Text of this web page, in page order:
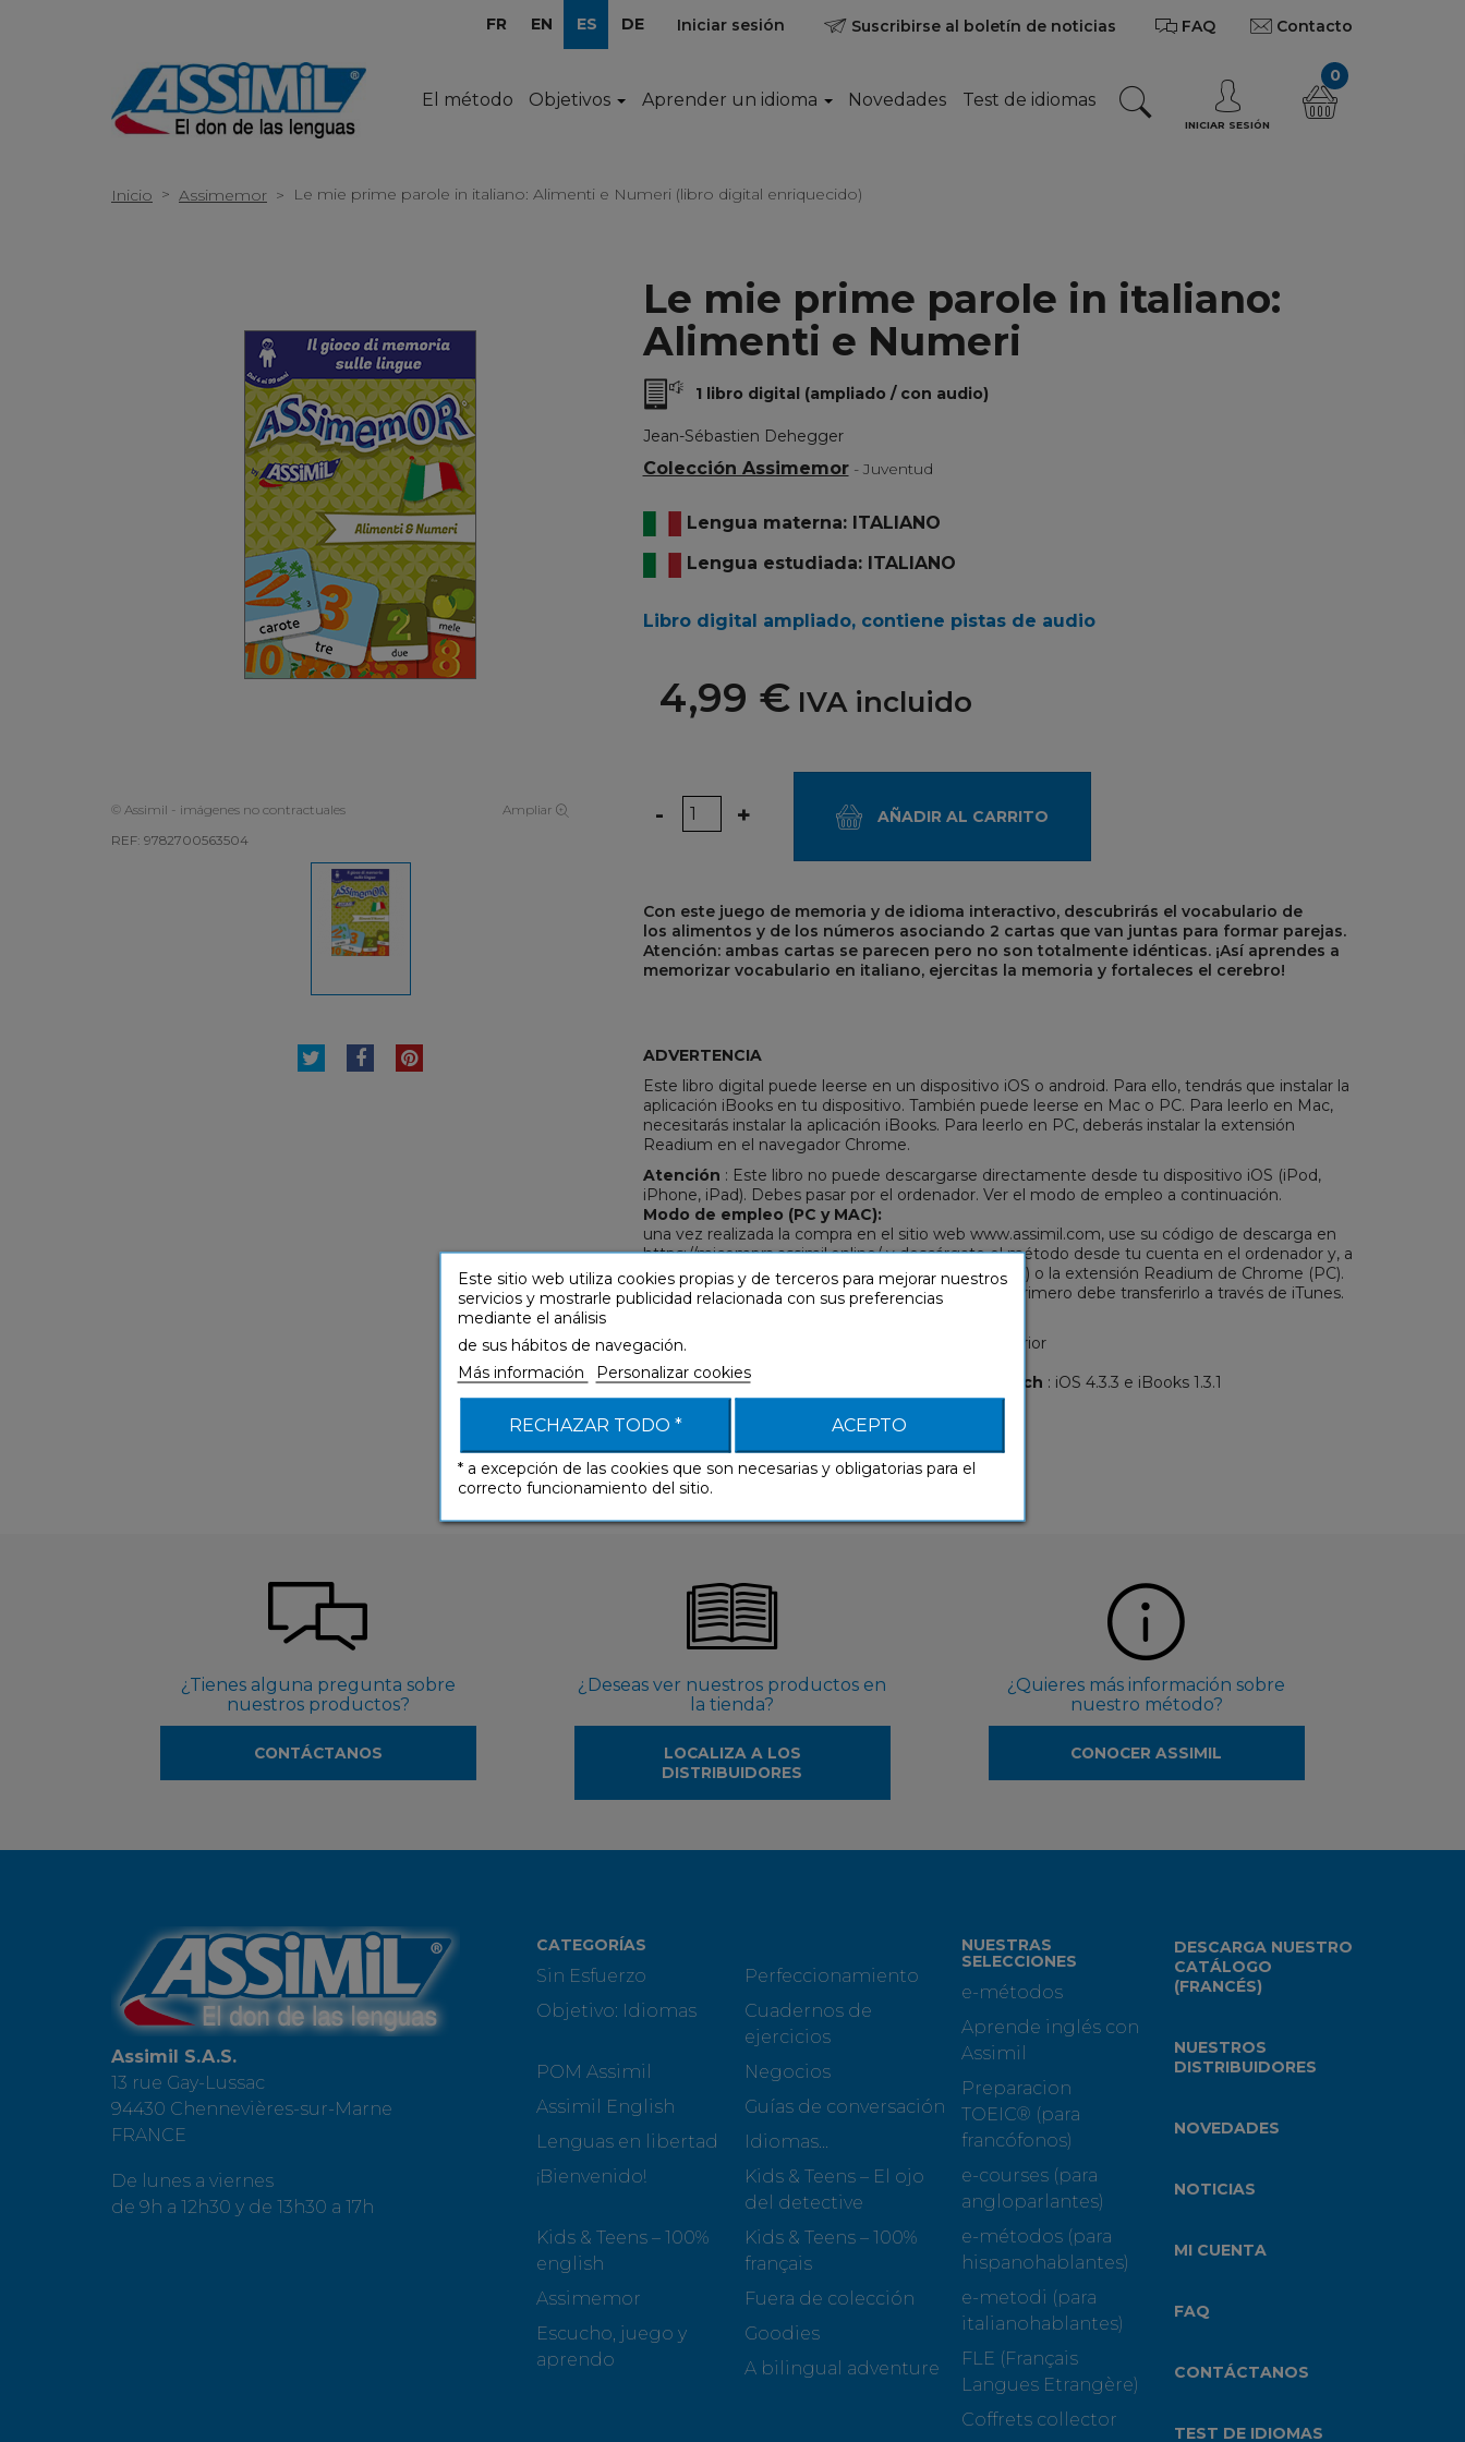
FR EN ES DE Iniciar sesión Suscribirse al boletín de noticias FAQ Contacto
El método Objetivos Aprender un idioma Novedades Test de idiomas
INICIAR SESIÓN
0
Inicio > Assimemor > Le mie prime parole in italiano: Alimenti e Numeri (libro digital enriquecido)
© Assimil - imágenes no contractuales
Ampliar
REF: 9782700563504
TUITEAR
COMPARTIR
PINTEREST
Le mie prime parole in italiano:
Alimenti e Numeri
1 libro digital (ampliado / con audio)
Jean-Sébastien Dehegger
Colección Assimemor - Juventud
Lengua materna: ITALIANO
Lengua estudiada: ITALIANO
Libro digital ampliado, contiene pistas de audio
4,99 €IVA incluido
Cantidad
- + AÑADIR AL CARRITO
Con este juego de memoria y de idioma interactivo, descubrirás el vocabulario de
los alimentos y de los números asociando 2 cartas que van juntas para formar parejas.
Atención: ambas cartas se parecen pero no son totalmente idénticas. ¡Así aprendes a
memorizar vocabulario en italiano, ejercitas la memoria y fortaleces el cerebro!
ADVERTENCIA
Este libro digital puede leerse en un dispositivo iOS o android. Para ello, tendrás que instalar la
aplicación iBooks en tu dispositivo. También puede leerse en Mac o PC. Para leerlo en Mac,
necesitarás instalar la aplicación iBooks. Para leerlo en PC, deberás instalar la extensión
Readium en el navegador Chrome.
Atención : Este libro no puede descargarse directamente desde tu dispositivo iOS (iPod,
iPhone, iPad). Debes pasar por el ordenador. Ver el modo de empleo a continuación.
Modo de empleo (PC y MAC):
una vez realizada la compra en el sitio web www.assimil.com, use su código de descarga en
https://micompra.assimil.online/ y descárgate el método desde tu cuenta en el ordenador y, a
continuación, ábrelo con la aplicación iBooks (MAC) o la extensión Readium de Chrome (PC).
Para leer este archivo en tu iPod, iPhone o iPad, primero debe transferirlo a través de iTunes.
MAC: mac OS X 10.9 o superior, iBooks 1.0 o superior
PC/MAC
: Chrome con la extensión Readium
iPad,iPhone(modelo 3G o posterior) e iPod Touch : iOS 4.3.3 e iBooks 1.3.1
¿Tienes alguna pregunta sobre
nuestros productos?
CONTÁCTANOS
¿Deseas ver nuestros productos en
la tienda?
LOCALIZA A LOS
DISTRIBUIDORES
¿Quieres más información sobre
nuestro método?
CONOCER ASSIMIL
Assimil S.A.S.
13 rue Gay-Lussac
94430 Chennevières-sur-Marne
FRANCE
De lunes a viernes
de 9h a 12h30 y de 13h30 a 17h
CATEGORÍAS
Sin Esfuerzo
Perfeccionamiento
Objetivo: Idiomas
Cuadernos de
ejercicios
POM Assimil
Negocios
Assimil English
Guías de conversación
Lenguas en libertad
Idiomas...
¡Bienvenido!
Kids & Teens – El ojo
del detective
Kids & Teens – 100%
english
Kids & Teens – 100%
français
Assimemor
Fuera de colección
Escucho, juego y
aprendo
Goodies
A bilingual adventure
NUESTRAS
SELECCIONES
e-métodos
Aprende inglés con
Assimil
Preparacion
TOEIC® (para
francófonos)
e-courses (para
angloparlantes)
e-métodos (para
hispanohablantes)
e-metodi (para
italianohablantes)
FLE (Français
Langues Etrangère)
Coffrets collector
DESCARGA NUESTRO
CATÁLOGO
(FRANCÉS)
NUESTROS
DISTRIBUIDORES
NOVEDADES
NOTICIAS
MI CUENTA
FAQ
CONTÁCTANOS
TEST DE IDIOMAS
Este sitio web utiliza cookies propias y de terceros para mejorar nuestros
servicios y mostrarle publicidad relacionada con sus preferencias
mediante el análisis
de sus hábitos de navegación.
Más información
Personalizar cookies
RECHAZAR TODO * ACEPTO
* a excepción de las cookies que son necesarias y obligatorias para el
correcto funcionamiento del sitio.